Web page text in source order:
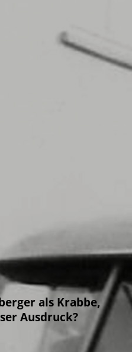
als Krabbe,
Ausdruck?